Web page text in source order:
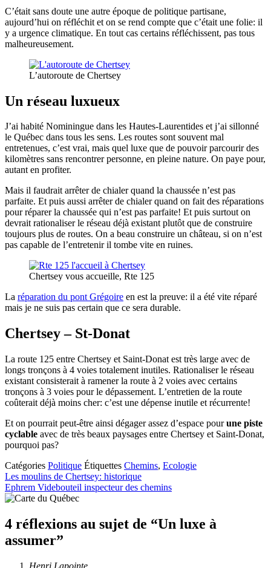
C’était sans doute une autre époque de politique partisane,
aujourd’hui on réfléchit et on se rend compte que c’était une folie: il
y a urgence climatique. En tout cas certains réfléchissent, pas tous
malheureusement.
L’autoroute de Chertsey
Un réseau luxueux
J’ai habité Nominingue dans les Hautes-Laurentides et j’ai sillonné
le Québec dans tous les sens. Les routes sont souvent mal
entretenues, c’est vrai, mais quel luxe que de pouvoir parcourir des
kilomètres sans rencontrer personne, en pleine nature. On paye pour,
autant en profiter.
Mais il faudrait arrêter de chialer quand la chaussée n’est pas
parfaite. Et puis aussi arrêter de chialer quand on fait des réparations
pour réparer la chaussée qui n’est pas parfaite! Et puis surtout on
devrait rationaliser le réseau déjà existant plutôt que de construire
toujours plus de routes. On a beau construire un château, si on n’est
pas capable de l’entretenir il tombe vite en ruines.
Chertsey vous accueille, Rte 125
La réparation du pont Grégoire en est la preuve: il a été vite réparé
mais je ne suis pas certain que ce sera durable.
Chertsey – St-Donat
La route 125 entre Chertsey et Saint-Donat est très large avec de
longs tronçons à 4 voies totalement inutiles. Rationaliser le réseau
existant consisterait à ramener la route à 2 voies avec certains
tronçons à 3 voies pour le dépassement. L’entretien de la route
coûterait déjà moins cher: c’est une dépense inutile et récurrente!
Et on pourrait peut-être ainsi dégager assez d’espace pourune piste
cyclable avec de très beaux paysages entre Chertsey et Saint-Donat,
pourquoi pas?
Catégories Politique Étiquettes Chemins, Ecologie
Les moulins de Chertsey: historique
Ephrem Videbouteil inspecteur des chemins
4 réflexions au sujet de “Un luxe à
assumer”
Henri Lapointe